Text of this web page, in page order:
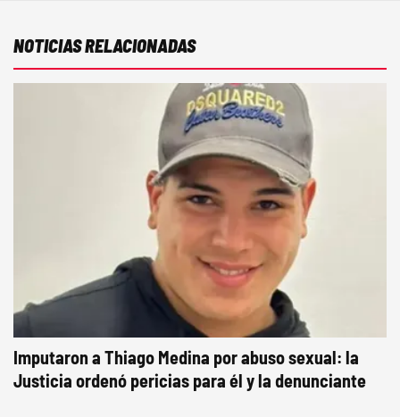
NOTICIAS RELACIONADAS
Imputaron a Thiago Medina por abuso sexual: la
Justicia ordenó pericias para él y la denunciante